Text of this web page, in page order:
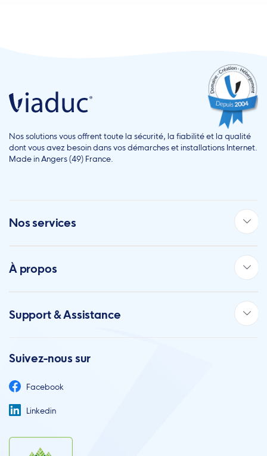
Nos solutions vous offrent toute la sécurité, la fiabilité et la qualité
dont vous avez besoin dans vos démarches et installations Internet.
Made in Angers (49) France.
Nos services
À propos
Support & Assistance
Suivez-nous sur
Facebook
Linkedin